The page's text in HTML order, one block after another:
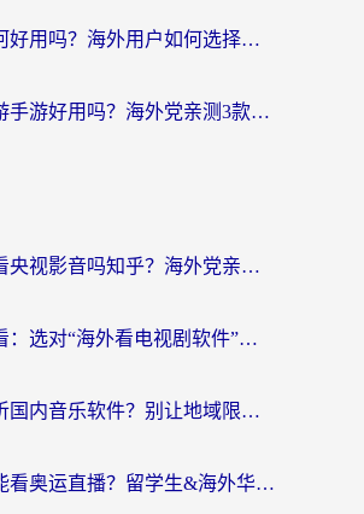
迅游和银河好用吗？海外用户如何选择回国加速器实现无缝访问国内资源
穿梭和奇游手游好用吗？海外党亲测3款回国加速器，附蜜蜂加速器七天试用攻略
国外可以看央视影音吗知乎？海外党亲测有效的回国加速方案
海外党必看：选对“海外看电视剧软件”，再也不用愁国内剧刷不了
国外如何听国内音乐软件？别让地域限制，断了你的中文歌单
海外哪里能看奥运直播？留学生&海外华人必看的体育赛事观赛终极指南